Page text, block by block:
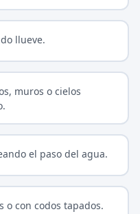
llueve.
muros o cielos
el paso del agua.
o con codos tapados.